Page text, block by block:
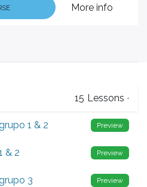
More info
15 Lessons ·
1 & 2 Preview
& 2 Preview
3 Preview